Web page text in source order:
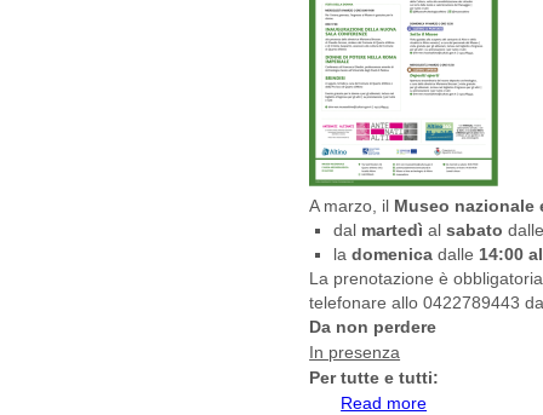
A marzo, il Museo nazionale
dal martedì alsabato
la domenicadalle 14:00
La prenotazione è
telefonare allo 0422789443
Da non perdere
In presenza
Per tutte e tutti:
Read more